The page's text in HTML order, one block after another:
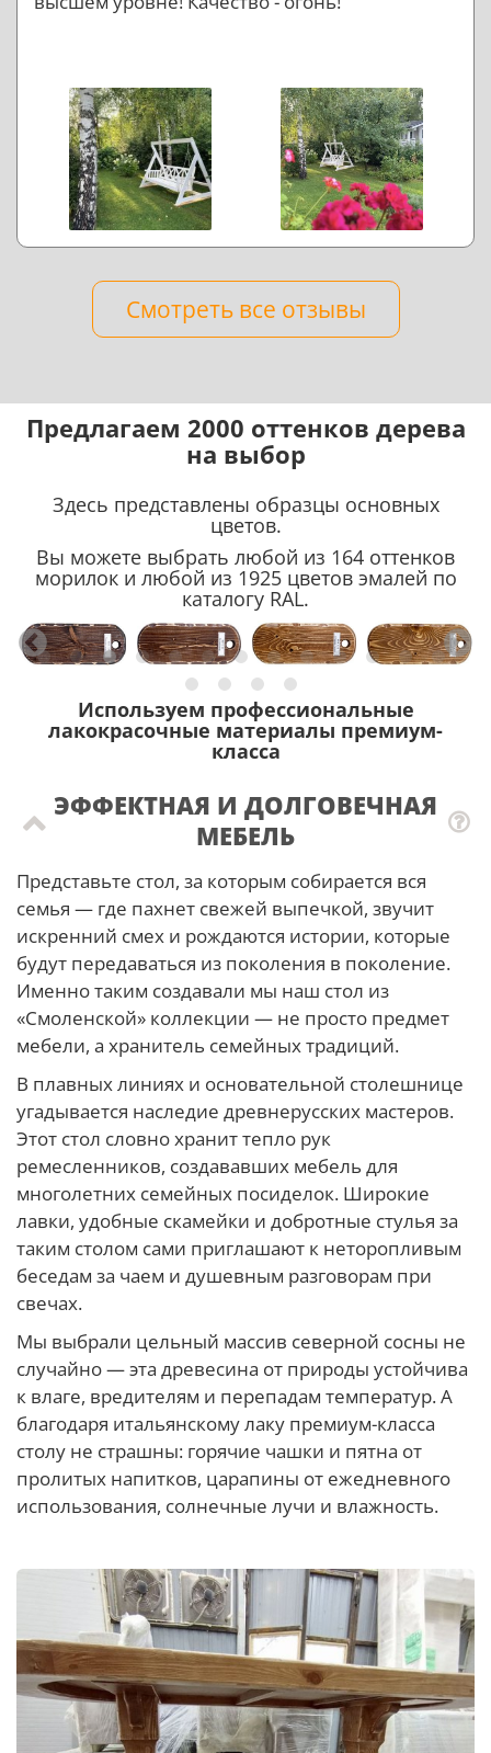
Смотреть все отзывы
Предлагаем 2000 оттенков дерева
на выбор
Здесь представлены образцы основных
цветов.
Вы можете выбрать любой из 164 оттенков
морилок и любой из 1925 цветов эмалей по
каталогу RAL.
Используем профессиональные
лакокрасочные материалы премиум-
класса
ЭФФЕКТНАЯ И ДОЛГОВЕЧНАЯ
МЕБЕЛЬ
Представьте стол, за которым собирается вся
семья — где пахнет свежей выпечкой, звучит
искренний смех и рождаются истории, которые
будут передаваться из поколения в поколение.
Именно таким создавали мы наш стол из
«Смоленской» коллекции — не просто предмет
мебели, а хранитель семейных традиций.
В плавных линиях и основательной столешнице
угадывается наследие древнерусских мастеров.
Этот стол словно хранит тепло рук
ремесленников, создававших мебель для
многолетних семейных посиделок. Широкие
лавки, удобные скамейки и добротные стулья за
таким столом сами приглашают к неторопливым
беседам за чаем и душевным разговорам при
свечах.
Мы выбрали цельный массив северной сосны не
случайно — эта древесина от природы устойчива
к влаге, вредителям и перепадам температур. А
благодаря итальянскому лаку премиум-класса
столу не страшны: горячие чашки и пятна от
пролитых напитков, царапины от ежедневного
использования, солнечные лучи и влажность.